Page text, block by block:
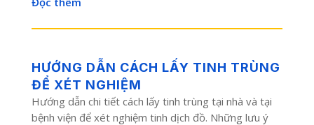
HƯỚNG DẪN CÁCH LẤY TINH TRÙNG
ĐỂ XÉT NGHIỆM
Hướng dẫn chi tiết cách lấy tinh trùng tại nhà và tại
bệnh viện để xét nghiệm tinh dịch đồ. Những lưu ý